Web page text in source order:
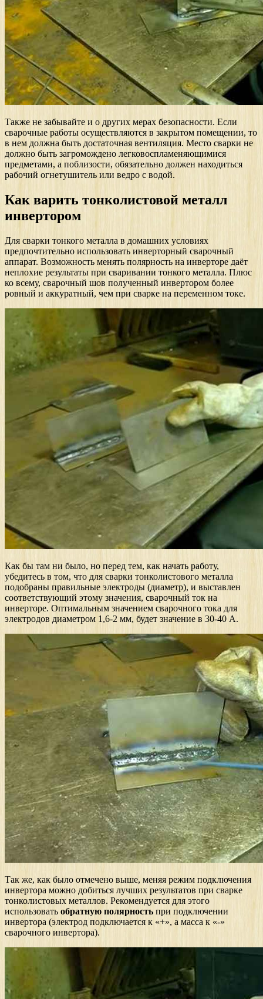
Также не забывайте и о других мерах безопасности. Если
сварочные работы осуществляются в закрытом помещении, то
в нем должна быть достаточная вентиляция. Место сварки не
должно быть загромождено легковоспламеняющимися
предметами, а поблизости, обязательно должен находиться
рабочий огнетушитель или ведро с водой.
Как варить тонколистовой металл
инвертором
Для сварки тонкого металла в домашних условиях
предпочтительно использовать инверторный сварочный
аппарат. Возможность менять полярность на инверторе даёт
неплохие результаты при сваривании тонкого металла. Плюс
ко всему, сварочный шов полученный инвертором более
ровный и аккуратный, чем при сварке на переменном токе.
Как бы там ни было, но перед тем, как начать работу,
убедитесь в том, что для сварки тонколистового металла
подобраны правильные электроды (диаметр), и выставлен
соответствующий этому значения, сварочный ток на
инверторе. Оптимальным значением сварочного тока для
электродов диаметром 1,6-2 мм, будет значение в 30-40 А.
Так же, как было отмечено выше, меняя режим подключения
инвертора можно добиться лучших результатов при сварке
тонколистовых металлов. Рекомендуется для этого
использовать обратную полярность при подключении
инвертора (электрод подключается к «+», а масса к «-»
сварочного инвертора).